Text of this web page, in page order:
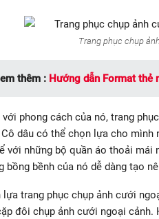
Trang phục chụp
thêm : Hướng dẫn Format thẻ
với phong cách của nó, trang
dâu có thể chọn lựa cho mình
với những bộ quần áo thoải mái
bồng bềnh của nó dễ dàng tạo
lựa trang phục chụp ảnh cưới
đôi chụp ảnh cưới ngoại cảnh.